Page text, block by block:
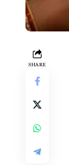
SHARE